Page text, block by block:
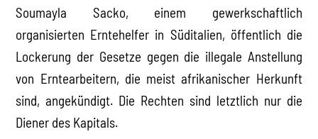
Soumayla Sacko, einem gewerkschaftlich
organisierten Erntehelfer in Süditalien, öffentlich die
Lockerung der Gesetze gegen die illegale Anstellung
von Erntearbeitern, die meist afrikanischer Herkunft
sind, angekündigt. Die Rechten sind letztlich nur die
Diener des Kapitals.